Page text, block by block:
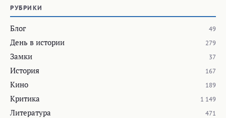
РУБРИКИ
Блог 49
День в истории 279
Замки 37
История 167
Кино 189
Критика 1 149
Литература 471